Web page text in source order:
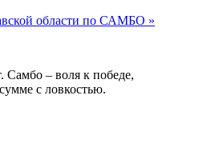
области по САМБО »
Самбо – воля к победе,
с ловкостью.